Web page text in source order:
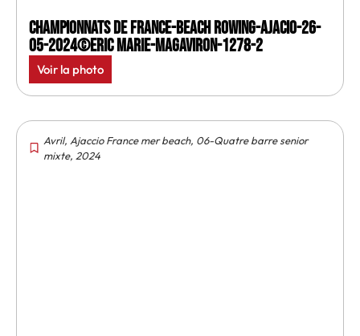
Championnats de France-Beach rowing-Ajacio-26-
05-2024©Eric Marie-MagAviron-1278-2
Voir la photo
Avril, Ajaccio France mer beach, 06-Quatre barre senior
mixte, 2024